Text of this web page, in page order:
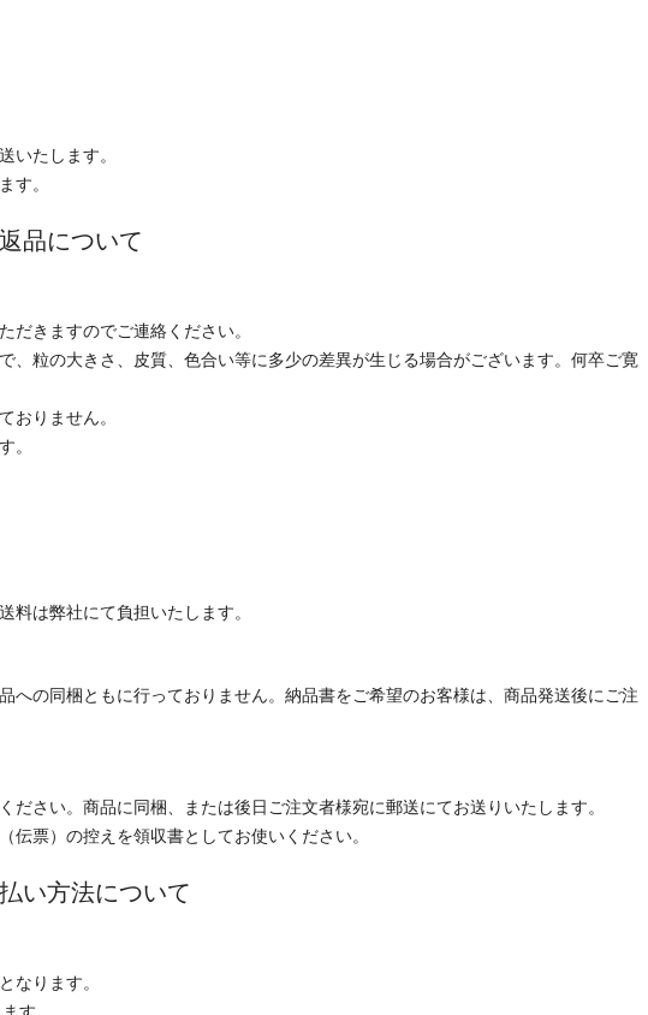
いたします。
す。
品について
だきますのでご連絡ください。
粒の大きさ、皮質、色合い等に多少の差異が生じる場合がございます。何卒ご寛
おりません。
。
料は弊社にて負担いたします。
の同梱ともに行っておりません。納品書をご希望のお客様は、商品発送後にご注
さい。商品に同梱、または後日ご注文者様宛に郵送にてお送りいたします。
票）の控えを領収書としてお使いください。
い方法について
なります。